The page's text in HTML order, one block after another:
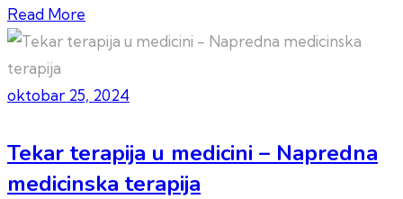
Read More
oktobar 25, 2024
Tekar terapija u medicini – Napredna
medicinska terapija